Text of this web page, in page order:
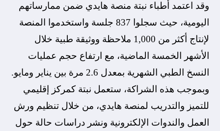
وقد اعتمد أطباء نبتة منصة هايدي ضمن ممارساتهم
اليومية، حيث سجلوا 837 جلسة واستخدموا المنصة
لإنتاج أكثر من 1,000 ملاحظة ووثيقة طبية خلال
الأشهر الخمسة الماضية، مع ارتفاع حجم عمليات
النسخ الطبي الشهرية بمعدل 2.6 مرة بين يناير ومايو.
وبموجب هذه الشراكة، ستعمل نبتة كمركز إقليمي
للتميز والتدريب لمنصة هايدي، من خلال تنظيم ورش
العمل والندوات الإلكترونية ونشر دراسات حالة حول